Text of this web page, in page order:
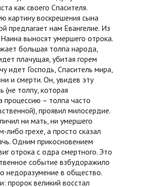
как своего Спасителя.
картину воскрешения сына
предлагает нам Евангелие. Из
выносят умершего отрока.
большая толпа народа,
плачущая, убитая горем
идет Господь, Спаситель мира,
и смерти. Он, увидев эту
(не толпу, которая
процессию – толпа часто
проявил милосердие.
ни мать, ни умершего
либо грехе, а просто сказал
Одним прикосновением
отрока с одра смертного. Это
событие взбудоражило
недоразумение в общество.
пророк великий восстал